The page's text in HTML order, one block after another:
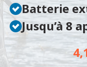
Batterie
Jusqu’à 8